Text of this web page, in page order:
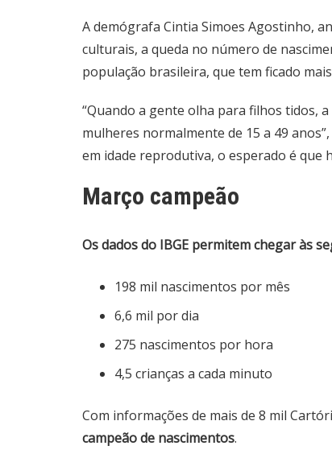
A demógrafa Cintia Simoes Agostinho,
culturais, a queda no número de
população brasileira, que tem ficado
“Quando a gente olha para filhos tidos,
mulheres normalmente de 15 a 49
em idade reprodutiva, o esperado é que
Março campeão
Os dados do IBGE permitem chegar às
198 mil nascimentos por mês
6,6 mil por dia
275 nascimentos por hora
4,5 crianças a cada minuto
Com informações de mais de 8 mil
campeão de nascimentos.